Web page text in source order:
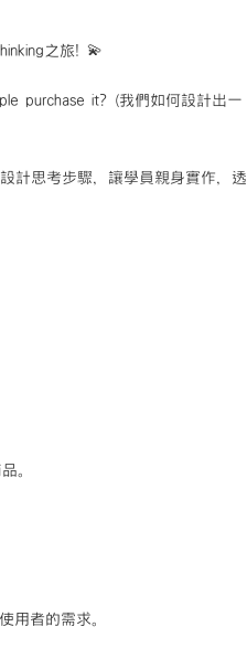
之旅! 💫
purchase it? (我們如何設計出一
計思考步驟，讓學員親身實作，透
。
用者的需求。